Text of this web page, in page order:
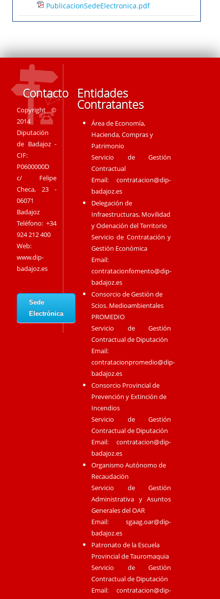
PublicacionSedeElectronica.pdf
Contacto
Copyright ©
2014
Diputación
de Badajoz -
CIF:
P0600000D
c/ Felipe
Checa, 23 -
06071
Badajoz
Teléfono: +34
924 212 400
Web:
www.dip-
badajoz.es
Sede
Electrónica
Entidades
Contratantes
Área de Economía,
Hacienda, Compras y
Patrimonio
Servicio de Gestión
Contractual
Email:contratacion@dip-
badajoz.es
Delegación de
Infraestructuras, Movilidad
y Odenación del Territorio
Servicio de Contratación y
Gestión Económica
Email:
contratacionfomento@dip-
badajoz.es
Consorcio de Gestión de
Scios. Medioambientales
PROMEDIO
Servicio de Gestión
Contractual de Diputación
Email:
contratacionpromedio@dip-
badajoz.es
Consorcio Provincial de
Prevención y Extinción de
Incendios
Servicio de Gestión
Contractual de Diputación
Email:contratacion@dip-
badajoz.es
Organismo Autónomo de
Recaudación
Servicio de Gestión
Administrativa y Asuntos
Generales del OAR
Email:sgaag.oar@dip-
badajoz.es
Patronato de la Escuela
Provincial de Tauromaquia
Servicio de Gestión
Contractual de Diputación
Email:contratacion@dip-